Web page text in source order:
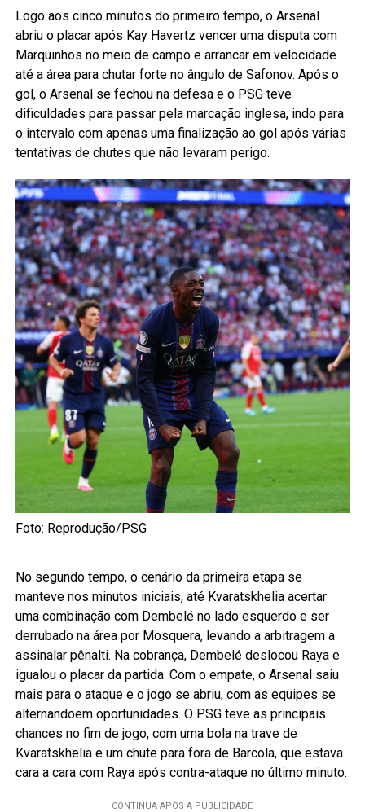
Logo aos cinco minutos do primeiro tempo, o Arsenal
abriu o placar após Kay Havertz vencer uma disputa com
Marquinhos no meio de campo e arrancar em velocidade
até a área para chutar forte no ângulo de Safonov. Após o
gol, o Arsenal se fechou na defesa e o PSG teve
dificuldades para passar pela marcação inglesa, indo para
o intervalo com apenas uma finalização ao gol após várias
tentativas de chutes que não levaram perigo.
Foto: Reprodução/PSG
No segundo tempo, o cenário da primeira etapa se
manteve nos minutos iniciais, até Kvaratskhelia acertar
uma combinação com Dembelé no lado esquerdo e ser
derrubado na área por Mosquera, levando a arbitragem a
assinalar pênalti. Na cobrança, Dembelé deslocou Raya e
igualou o placar da partida. Com o empate, o Arsenal saiu
mais para o ataque e o jogo se abriu, com as equipes se
alternandoem oportunidades. O PSG teve as principais
chances no fim de jogo, com uma bola na trave de
Kvaratskhelia e um chute para fora de Barcola, que estava
cara a cara com Raya após contra-ataque no último minuto.